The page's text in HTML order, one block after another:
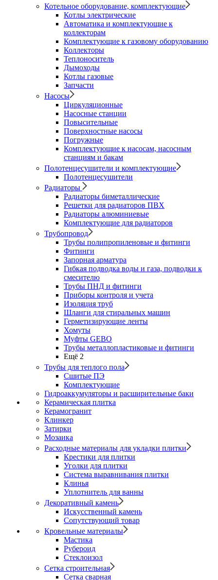
Котельное оборудование, комплектующие
Котлы электрические
Автоматика и комплектующие к
коллекторам
Комплектующие к газовому оборудованию
Коллекторы
Теплоноситель
Дымоходы
Котлы газовые
Запчасти
Насосы
Циркуляционные
Насосные станции
Повысительные
Поверхностные насосы
Погружные
Комплектующие к насосам, насосным
станциям и бакам
Полотенцесушители и комплектующие
Полотенцесушители
Радиаторы
Радиаторы биметаллические
Решетки для радиаторов ПВХ
Радиаторы алюминиевые
Комплектующие для радиаторов
Трубопровод
Трубы полипропиленовые и фитинги
Фитинги
Запорная арматура
Гибкая подводка воды и газа, подводки к
смесителю
Трубы ПНД и фитинги
Приборы контроля и учета
Изоляция труб
Шланги для стиральных машин
Герметизирующие ленты
Хомуты
Муфты GEBO
Трубы металлопластиковые и фитинги
Ещё 2
Трубы для теплого пола
Сшитые ПЭ
Комплектующие
Гидроаккумуляторы и расширительные баки
Керамическая плитка
Керамогранит
Клинкер
Затирки
Мозаика
Расходные материалы для укладки плитки
Крестики для плитки
Уголки для плитки
Система выравнивания плитки
Клинья
Уплотнитель для ванны
Декоративный камень
Искусственный камень
Сопутствующий товар
Кровельные материалы
Мастика
Рубероид
Стеклоизол
Сетка строительная
Сетка сварная